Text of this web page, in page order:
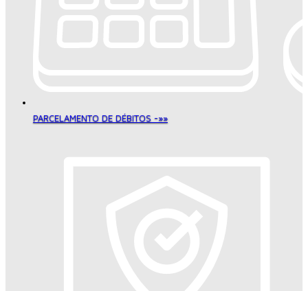
PARCELAMENTO DE DÉBITOS -»»